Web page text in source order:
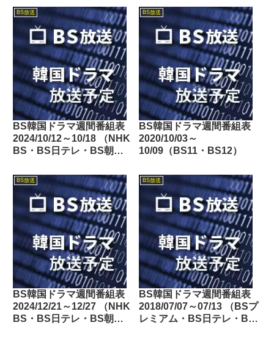
BS放送
BS韓国ドラマ週間番組表
2024/10/12～10/18 （NHK
BS・BS日テレ・BS朝
東・BSフジ）
BS放送
BS韓国ドラマ週間番組表
2020/10/03～
10/09（BS11・BS12）
BS放送
BS韓国ドラマ週間番組表
2024/12/21～12/27 （NHK
BS・BS日テレ・BS朝
BS放送
BS韓国ドラマ週間番組表
2018/07/07～07/13 （BSプ
レミアム・BS日テレ・BS